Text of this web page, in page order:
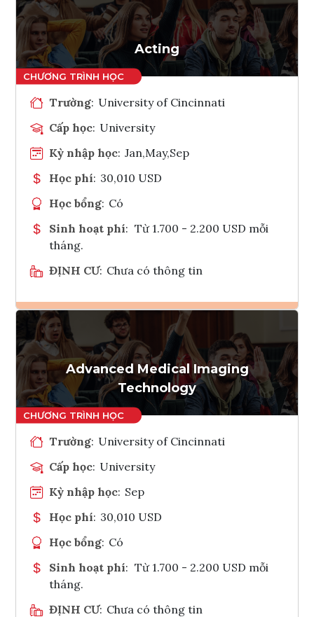
Tham vấn Interlink
Acting
Trường: University of Cincinnati
Cấp học: University
Kỳ nhập học: Jan,May,Sep
Học phí: 30,010 USD
Học bổng: Có
Sinh hoạt phí: Từ 1.700 - 2.200 USD mỗi
tháng.
ĐỊNH CƯ: Chưa có thông tin
Ghi danh
Tham vấn Interlink
Advanced Medical Imaging
Technology
Trường: University of Cincinnati
Cấp học: University
Kỳ nhập học: Sep
Học phí: 30,010 USD
Học bổng: Có
Sinh hoạt phí: Từ 1.700 - 2.200 USD mỗi
tháng.
ĐỊNH CƯ: Chưa có thông tin